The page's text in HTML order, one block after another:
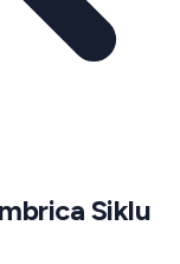
Siklu